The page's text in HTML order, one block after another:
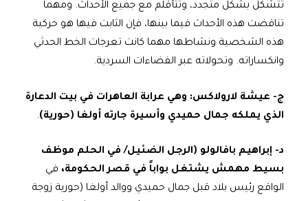
تتشكل بشكل متجدد، وتتأقلم مع جميع الأحداث. ومهما
تناقضت هذه الأحداث فيما بينها، فإن الثابت فيها هو حركية
هذه الشخصية ونشاطها مهما كانت تعرجات الخط الحدثي
وانكساراته. وتحولاته عبر الفضاءات السردية.
ج‌- عيشة لارولاكس: وهي عرابة العاهرات في بيت الدعارة
الذي يملكه جمال حميدي وأسيرة جارته أولغا (حورية).
د‌- إبراهيم بافالولو (الرجل الضئيل/ في الحلم موظف
بسيط مهمش يشتغل بواباً في قصر الحكومة، في
الواقع رئيس بلاد قبل جمال حميدي ووالد أولغا (حورية زوجة